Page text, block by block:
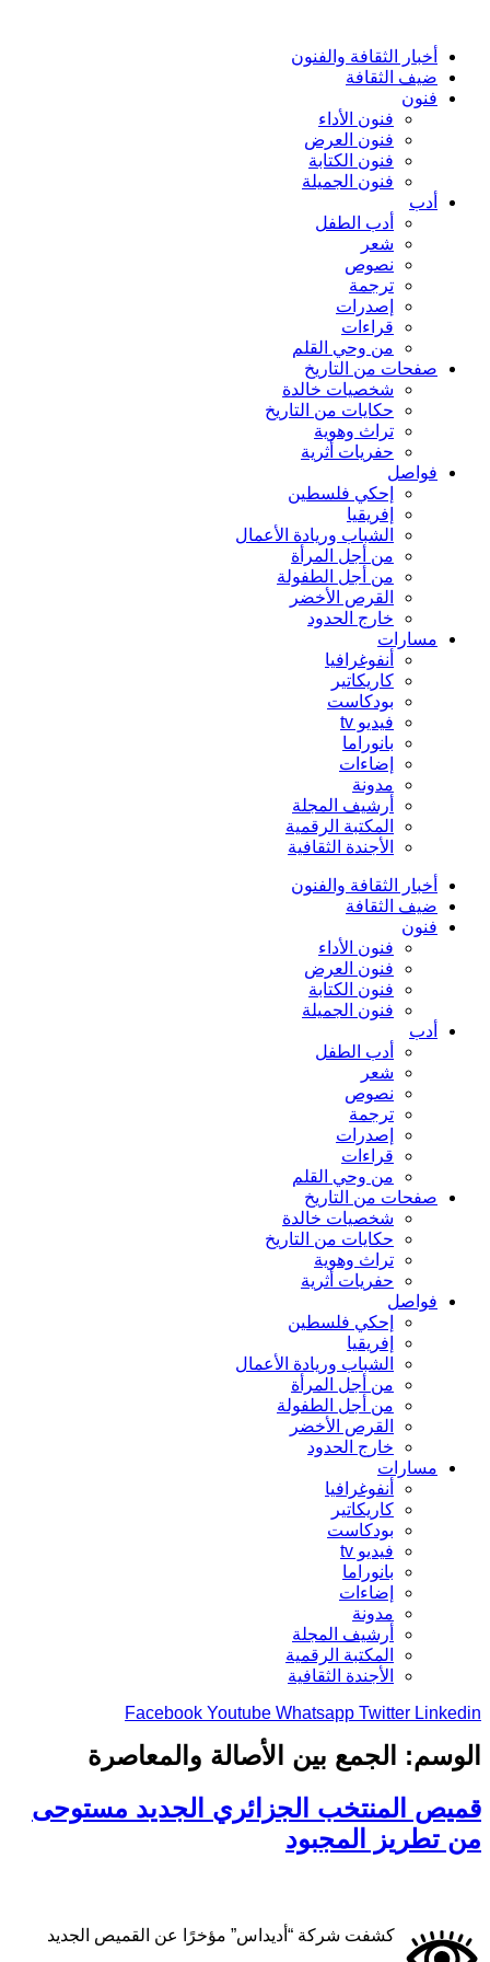
أخبار الثقافة والفنون
ضيف الثقافة
فنون
فنون الأداء
فنون العرض
فنون الكتابة
فنون الجميلة
أدب
أدب الطفل
شعر
نصوص
ترجمة
إصدرات
قراءات
من وحي القلم
صفحات من التاريخ
شخصيات خالدة
حكايات من التاريخ
تراث وهوية
حفريات أثرية
فواصل
إحكي فلسطين
إفريقيا
الشباب وريادة الأعمال
من أجل المرأة
من أجل الطفولة
القرص الأخضر
خارج الحدود
مسارات
أنفوغرافيا
كاريكاتير
بودكاست
فيديو tv
بانوراما
إضاءات
مدونة
أرشيف المجلة
المكتبة الرقمية
الأجندة الثقافية
أخبار الثقافة والفنون
ضيف الثقافة
فنون
فنون الأداء
فنون العرض
فنون الكتابة
فنون الجميلة
أدب
أدب الطفل
شعر
نصوص
ترجمة
إصدرات
قراءات
من وحي القلم
صفحات من التاريخ
شخصيات خالدة
حكايات من التاريخ
تراث وهوية
حفريات أثرية
فواصل
إحكي فلسطين
إفريقيا
الشباب وريادة الأعمال
من أجل المرأة
من أجل الطفولة
القرص الأخضر
خارج الحدود
مسارات
أنفوغرافيا
كاريكاتير
بودكاست
فيديو tv
بانوراما
إضاءات
مدونة
أرشيف المجلة
المكتبة الرقمية
الأجندة الثقافية
Facebook Youtube Whatsapp Twitter Linkedin
الوسم:
الجمع بين الأصالة والمعاصرة
قميص المنتخب الجزائري الجديد مستوحى
من تطريز المجبود
كشفت شركة “أديداس” مؤخرًا عن القميص الجديد